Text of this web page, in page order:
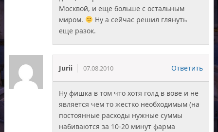
Москвой, и еще больше с остальным
миром.
Ну а сейчас решил глянуть
еще разок.
Jurii 07.08.2010 Ответить
Ну фишка в том что хотя голд в вове и не
является чем то жестко необходимым (на
постоянные расходы нужные суммы
набиваются за 10-20 минут фарма